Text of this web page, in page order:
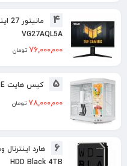
4
VG27AQL5A
76,000,000 تومان
5 کیس هایت HYTE Y70 TOUCH INFINITE WHITE
78,000,000 تومان
6
HDD Black 4TB